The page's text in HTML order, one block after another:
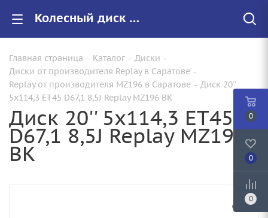
Колесный диск 20'' 5x114,3 ET45 D67,1 8,5J Replay MZ196 BK Арт. WHS530227 купить в Саратове с доставкой - Запасное колесо
Главная страница - Каталог - Диски -
Диски от производителя Replay в Саратове -
Replay от производителя MZ196 в Саратове - Диск 20''
5x114,3 ET45 D67,1 8,5J Replay MZ196 BK
Диск 20'' 5x114,3 ET45
D67,1 8,5J Replay MZ196
BK
0
0
0